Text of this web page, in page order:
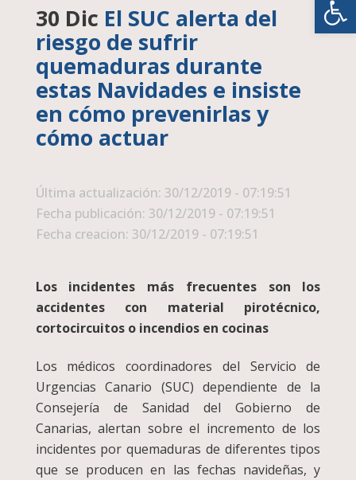
30 Dic El SUC alerta del
riesgo de sufrir
quemaduras durante
estas Navidades e insiste
en cómo prevenirlas y
cómo actuar
Última actualización: 30/12/2019 - 07:19:51
Fecha publicación: 30/12/2019 - 07:19:51
Fecha creacion: 30/12/2019 - 07:19:51
Los incidentes más frecuentes son los
accidentes con material pirotécnico,
cortocircuitos o incendios en cocinas
Los médicos coordinadores del Servicio de
Urgencias Canario (SUC) dependiente de la
Consejería de Sanidad del Gobierno de
Canarias, alertan sobre el incremento de los
incidentes por quemaduras de diferentes tipos
que se producen en las fechas navideñas, y